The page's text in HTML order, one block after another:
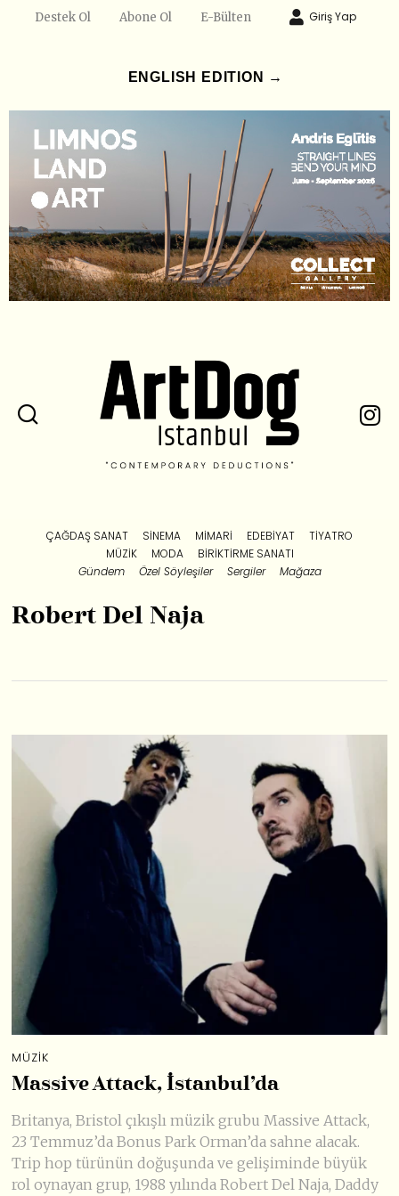
Destek Ol Abone Ol E-Bülten Giriş Yap
ENGLISH EDITION →
ÇAĞDAŞ SANAT SINEMA MIMARI EDEBIYAT
TIYATRO
MÜZIK
MODA
BIRIKTIRME SANATI
Gündem
Özel Söyleşiler Sergiler Mağaza
Robert Del Naja
MÜZIK
Massive Attack, İstanbul’da
Britanya, Bristol çıkışlı müzik grubu Massive Attack,
23 Temmuz’da Bonus Park Orman’da sahne alacak.
Trip hop türünün doğuşunda ve gelişiminde büyük
rol oynayan grup, 1988 yılında Robert Del Naja, Daddy